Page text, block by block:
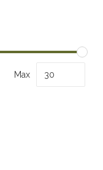
Max